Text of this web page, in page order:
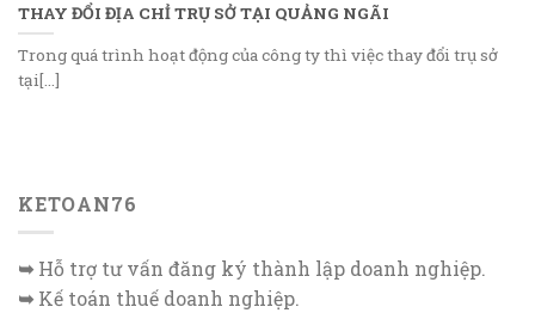
THAY ĐỔI ĐỊA CHỈ TRỤ SỞ TẠI QUẢNG NGÃI
Trong quá trình hoạt động của công ty thì việc thay đổi trụ sở
tại[...]
KETOAN76
➥Hỗ trợ tư vấn đăng ký thành lập doanh nghiệp.
➥Kế toán thuế doanh nghiệp.